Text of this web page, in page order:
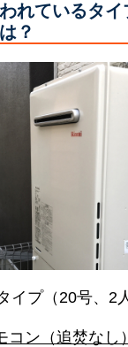
れているタ
？
イプ（20号、2
コン（追焚なし